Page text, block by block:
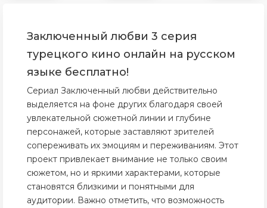
Заключенный любви 3 серия
турецкого кино онлайн на русском
языке бесплатно!
Сериал Заключенный любви действительно
выделяется на фоне других благодаря своей
увлекательной сюжетной линии и глубине
персонажей, которые заставляют зрителей
сопереживать их эмоциям и переживаниям. Этот
проект привлекает внимание не только своим
сюжетом, но и яркими характерами, которые
становятся близкими и понятными для
аудитории. Важно отметить, что возможность